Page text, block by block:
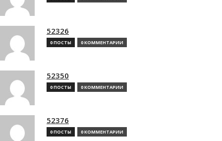
52326
0 ПОСТЫ 0 КОММЕНТАРИИ
52350
0 ПОСТЫ 0 КОММЕНТАРИИ
52376
0 ПОСТЫ 0 КОММЕНТАРИИ